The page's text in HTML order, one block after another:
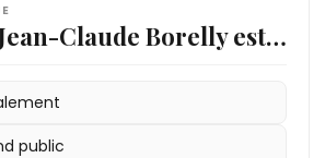
Claude Borelly est…
public